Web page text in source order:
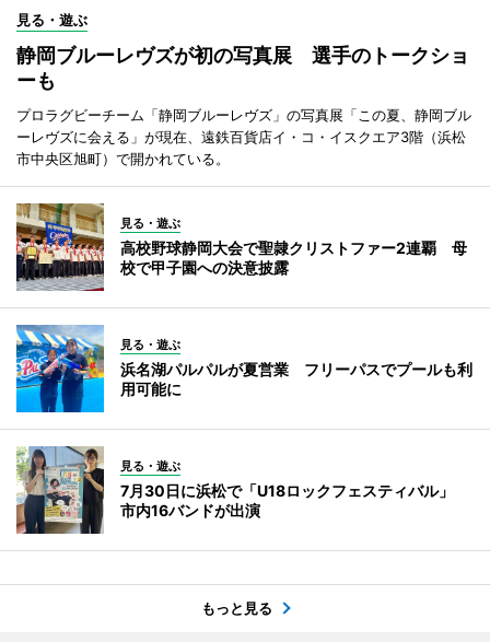
見る・遊ぶ
静岡ブルーレヴズが初の写真展 選手のトークショ
ーも
プロラグビーチーム「静岡ブルーレヴズ」の写真展「この夏、静岡ブル
ーレヴズに会える」が現在、遠鉄百貨店イ・コ・イスクエア3階（浜松
市中央区旭町）で開かれている。
見る・遊ぶ
高校野球静岡大会で聖隷クリストファー2連覇 母
校で甲子園への決意披露
見る・遊ぶ
浜名湖パルパルが夏営業 フリーパスでプールも利
用可能に
見る・遊ぶ
7月30日に浜松で「U18ロックフェスティバル」
市内16バンドが出演
もっと見る